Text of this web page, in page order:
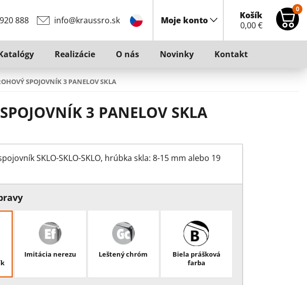
888 info@kraussro.sk Moje konto
Košík
0,00€
0
Realizácie O nás Novinky Kontakt
SPOJOVNÍK 3 PANELOV SKLA
3 PANELOV SKLA
SKLO-SKLO-SKLO, hrúbka skla: 8-15 mm alebo 19
Imitácia nerezu Leštený chróm
Biela prášková
farba